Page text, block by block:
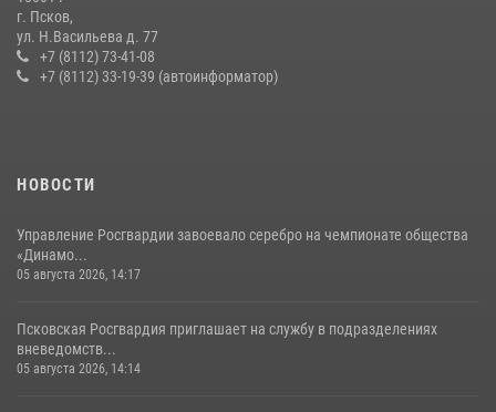
Сотрудники вневедомственной охраны Росгвардии за минувшие
сутки пресекли в областном центре серию краж
22 июля 2026, 10:19
16 июля 2026, 10:24
г. Псков,
ул. Н.Васильева д. 77
+7 (8112) 73-41-08
+7 (8112) 33-19-39 (автоинформатор)
НОВОСТИ
Управление Росгвардии завоевало серебро на чемпионате общества
«Динамо...
05 августа 2026, 14:17
Псковская Росгвардия приглашает на службу в подразделениях
вневедомств...
05 августа 2026, 14:14